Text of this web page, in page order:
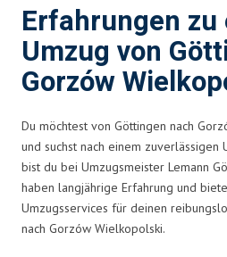
Erfahrungen zu
Umzug von
Gorzów
Du möchtest von Göttingen nach
und suchst nach einem zuverlässigen
bist du bei Umzugsmeister Lemann
haben langjährige Erfahrung und
Umzugsservices für deinen
nach Gorzów Wielkopolski.